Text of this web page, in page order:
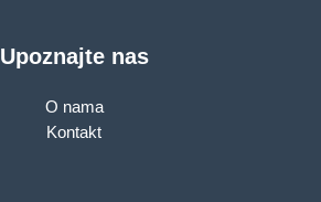
Upoznajte nas
O nama
Kontakt